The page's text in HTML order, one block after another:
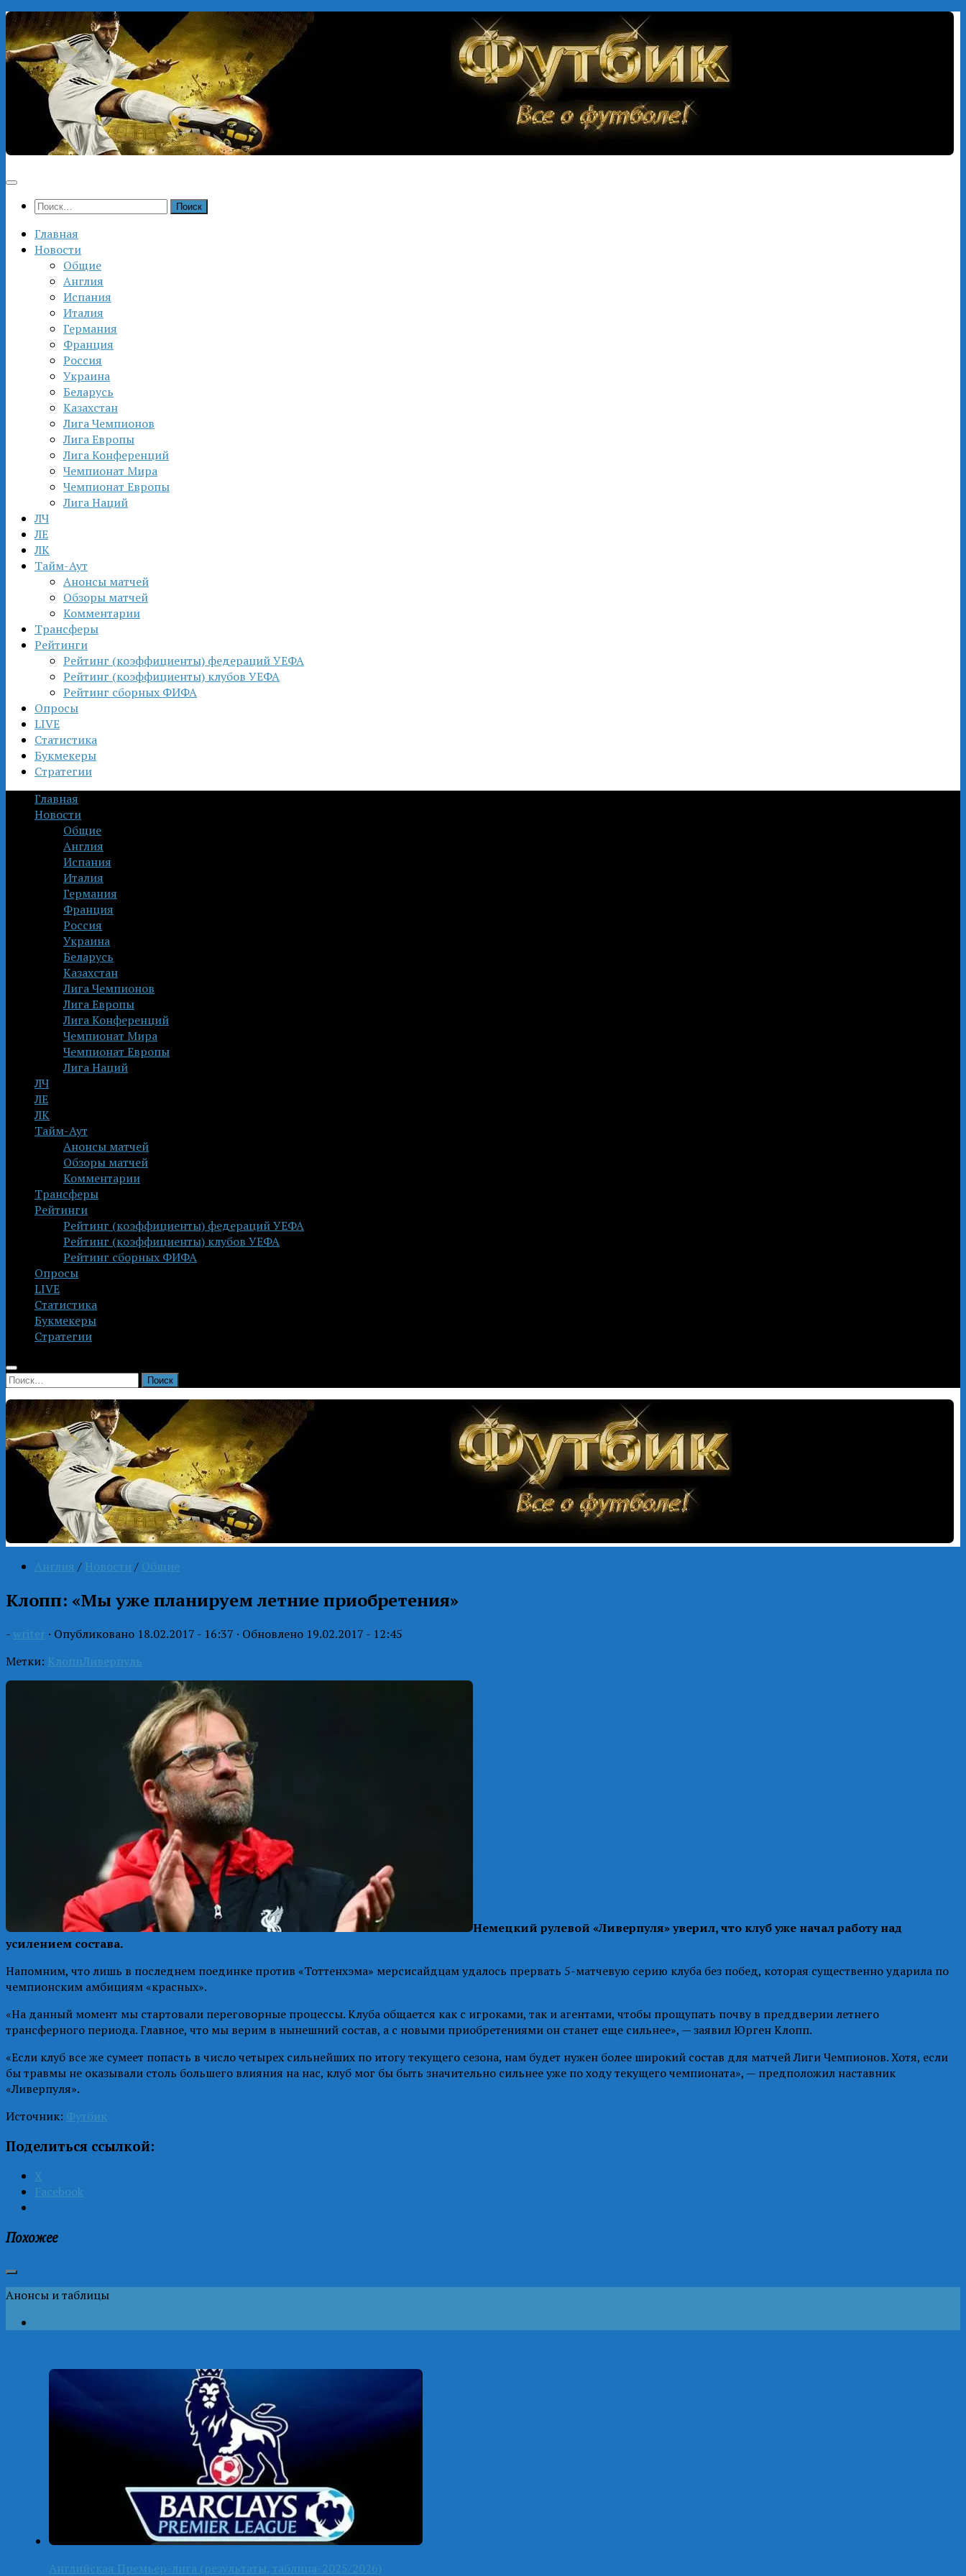
Перейти
к
содержимому
Найти:
Главная
Новости
Общие
Англия
Испания
Италия
Германия
Франция
Россия
Украина
Беларусь
Казахстан
Лига Чемпионов
Лига Европы
Лига Конференций
Чемпионат Мира
Чемпионат Европы
Лига Наций
ЛЧ
ЛЕ
ЛК
Тайм-Аут
Анонсы матчей
Обзоры матчей
Комментарии
Трансферы
Рейтинги
Рейтинг (коэффициенты) федераций УЕФА
Рейтинг (коэффициенты) клубов УЕФА
Рейтинг сборных ФИФА
Опросы
LIVE
Статистика
Букмекеры
Стратегии
Главная
Новости
Общие
Англия
Испания
Италия
Германия
Франция
Россия
Украина
Беларусь
Казахстан
Лига Чемпионов
Лига Европы
Лига Конференций
Чемпионат Мира
Чемпионат Европы
Лига Наций
ЛЧ
ЛЕ
ЛК
Тайм-Аут
Анонсы матчей
Обзоры матчей
Комментарии
Трансферы
Рейтинги
Рейтинг (коэффициенты) федераций УЕФА
Рейтинг (коэффициенты) клубов УЕФА
Рейтинг сборных ФИФА
Опросы
LIVE
Статистика
Букмекеры
Стратегии
Найти:
Англия / Новости / Общие
Клопп: «Мы уже планируем летние приобретения»
- writer · Опубликовано 18.02.2017 - 16:37 · Обновлено 19.02.2017 - 12:45
Метки: КлоппЛиверпуль
Немецкий рулевой «Ливерпуля» уверил, что клуб уже начал работу над
усилением состава.
Напомним, что лишь в последнем поединке против «Тоттенхэма» мерсисайдцам удалось прервать 5-матчевую серию клуба без побед, которая существенно ударила по
чемпионским амбициям «красных».
«На данный момент мы стартовали переговорные процессы. Клуба общается как с игроками, так и агентами, чтобы прощупать почву в преддверии летнего
трансферного периода. Главное, что мы верим в нынешний состав, а с новыми приобретениями он станет еще сильнее», — заявил Юрген Клопп.
«Если клуб все же сумеет попасть в число четырех сильнейших по итогу текущего сезона, нам будет нужен более широкий состав для матчей Лиги Чемпионов. Хотя, если
бы травмы не оказывали столь большего влияния на нас, клуб мог бы быть значительно сильнее уже по ходу текущего чемпионата», — предположил наставник
«Ливерпуля».
Источник: Футбик
Поделиться ссылкой:
X
Facebook
Похожее
Анонсы и таблицы
Английская Премьер-лига (результаты, таблица-2025/2026)